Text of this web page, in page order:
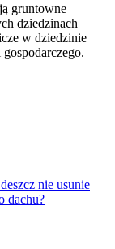
gruntowne
dziedzinach
w dziedzinie
nie usunie
dachu?